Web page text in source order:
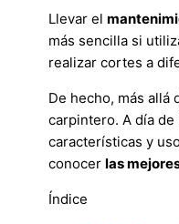
Llevar el
más sencilla si
realizar cortes a
De hecho, más allá
carpintero. A día de
características y
conocer las
Índice